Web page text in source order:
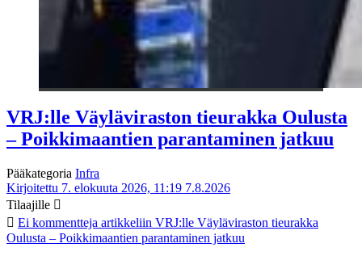
VRJ:lle Väyläviraston tieurakka Oulusta
– Poikkimaantien parantaminen jatkuu
Pääkategoria Infra
Kirjoitettu 7. elokuuta 2026, 11:19 7.8.2026
Tilaajille
Ei kommentteja artikkeliin VRJ:lle Väyläviraston tieurakka
Oulusta – Poikkimaantien parantaminen jatkuu